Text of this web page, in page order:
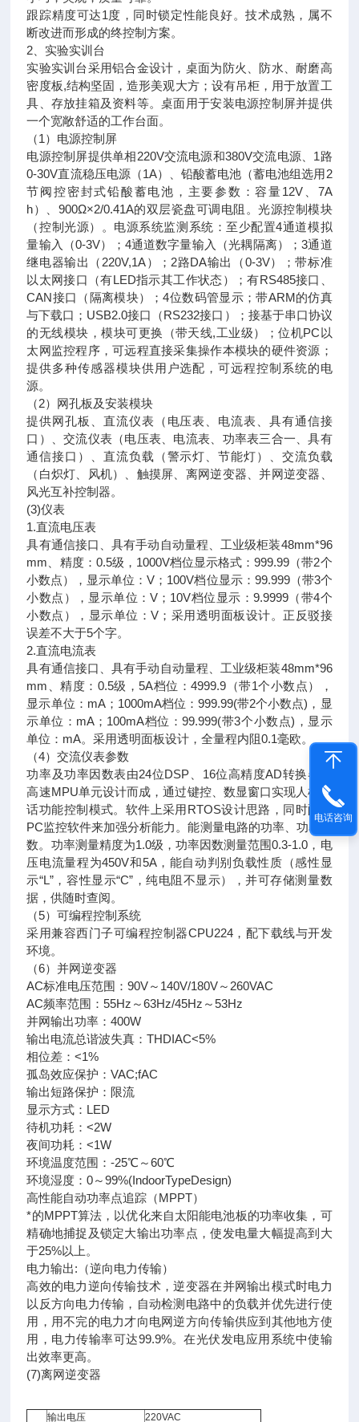
跟踪精度可达1度，同时锁定性能良好。技术成熟，属不
断改进而形成的终控制方案。
2、实验实训台
实验实训台采用铝合金设计，桌面为防火、防水、耐磨高
密度板,结构坚固，造形美观大方；设有吊柜，用于放置工
具、存放挂箱及资料等。桌面用于安装电源控制屏并提供
一个宽敞舒适的工作台面。
（1）电源控制屏
电源控制屏提供单相220V交流电源和380V交流电源、1路
0-30V直流稳压电源（1A）、铅酸蓄电池（蓄电池组选用2
节阀控密封式铅酸蓄电池，主要参数：容量12V、7A
h）、900Ω×2/0.41A的双层瓷盘可调电阻。光源控制模块
（控制光源）。电源系统监测系统：至少配置4通道模拟
量输入（0-3V）；4通道数字量输入（光耦隔离）；3通道
继电器输出（220V,1A）；2路DA输出（0-3V）；带标准
以太网接口（有LED指示其工作状态）；有RS485接口、
CAN接口（隔离模块）；4位数码管显示；带ARM的仿真
与下载口；USB2.0接口（RS232接口）；接基于串口协议
的无线模块，模块可更换（带天线,工业级）；位机PC以
太网监控程序，可远程直接采集操作本模块的硬件资源；
提供多种传感器模块供用户选配，可远程控制系统的电
源。
（2）网孔板及安装模块
提供网孔板、直流仪表（电压表、电流表、具有通信接
口）、交流仪表（电压表、电流表、功率表三合一、具有
通信接口）、直流负载（警示灯、节能灯）、交流负载
（白炽灯、风机）、触摸屏、离网逆变器、并网逆变器、
风光互补控制器。
(3)仪表
1.直流电压表
具有通信接口、具有手动自动量程、工业级柜装48mm*96
mm、精度：0.5级，1000V档位显示格式：999.99（带2个
小数点），显示单位：V；100V档位显示：99.999（带3个
小数点），显示单位：V；10V档位显示：9.9999（带4个
小数点），显示单位：V；采用透明面板设计。正反驳接
误差不大于5个字。
2.直流电流表
具有通信接口、具有手动自动量程、工业级柜装48mm*96
mm、精度：0.5级，5A档位：4999.9（带1个小数点），
显示单位：mA；1000mA档位：999.99(带2个小数点)，显
示单位：mA；100mA档位：99.999(带3个小数点)，显示
单位：mA。采用透明面板设计，全量程内阻0.1毫欧。
（4）交流仪表参数
功率及功率因数表由24位DSP、16位高精度AD转换器和
高速MPU单元设计而成，通过键控、数显窗口实现人机对
话功能控制模式。软件上采用RTOS设计思路，同时配有
PC监控软件来加强分析能力。能测量电路的功率、功率因
数。功率测量精度为1.0级，功率因数测量范围0.3-1.0，电
压电流量程为450V和5A，能自动判别负载性质（感性显
示“L”，容性显示“C”，纯电阻不显示），并可存储测量数
据，供随时查阅。
（5）可编程控制系统
采用兼容西门子可编程控制器CPU224，配下载线与开发
环境。
（6）并网逆变器
AC标准电压范围：90V～140V/180V～260VAC
AC频率范围：55Hz～63Hz/45Hz～53Hz
并网输出功率：400W
输出电流总谐波失真：THDIAC<5%
相位差：<1%
孤岛效应保护：VAC;fAC
输出短路保护：限流
显示方式：LED
待机功耗：<2W
夜间功耗：<1W
环境温度范围：-25℃～60℃
环境湿度：0～99%(IndoorTypeDesign)
高性能自动功率点追踪（MPPT）
*的MPPT算法，以优化来自太阳能电池板的功率收集，可
精确地捕捉及锁定大输出功率点，使发电量大幅提高到大
于25%以上。
电力输出:（逆向电力传输）
高效的电力逆向传输技术，逆变器在并网输出模式时电力
以反方向电力传输，自动检测电路中的负载并优先进行使
用，用不完的电力才向电网逆方向传输供应到其他地方使
用，电力传输率可达99.9%。在光伏发电应用系统中使输
出效率更高。
(7)离网逆变器
输出电压
220VAC
电话咨询